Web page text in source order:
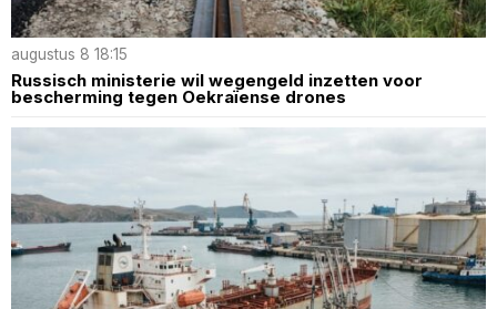
augustus 8 18:15
Russisch ministerie wil wegengeld inzetten voor
bescherming tegen Oekraïense drones